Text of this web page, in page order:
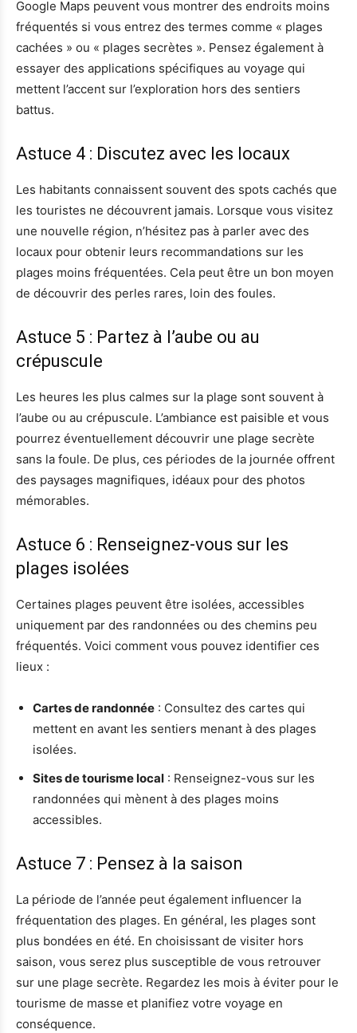
Google Maps peuvent vous montrer des endroits moins
fréquentés si vous entrez des termes comme « plages
cachées » ou « plages secrètes ». Pensez également à
essayer des applications spécifiques au voyage qui
mettent l’accent sur l’exploration hors des sentiers
battus.
Astuce 4 : Discutez avec les locaux
Les habitants connaissent souvent des spots cachés que
les touristes ne découvrent jamais. Lorsque vous visitez
une nouvelle région, n’hésitez pas à parler avec des
locaux pour obtenir leurs recommandations sur les
plages moins fréquentées. Cela peut être un bon moyen
de découvrir des perles rares, loin des foules.
Astuce 5 : Partez à l’aube ou au
crépuscule
Les heures les plus calmes sur la plage sont souvent à
l’aube ou au crépuscule. L’ambiance est paisible et vous
pourrez éventuellement découvrir une plage secrète
sans la foule. De plus, ces périodes de la journée offrent
des paysages magnifiques, idéaux pour des photos
mémorables.
Astuce 6 : Renseignez-vous sur les
plages isolées
Certaines plages peuvent être isolées, accessibles
uniquement par des randonnées ou des chemins peu
fréquentés. Voici comment vous pouvez identifier ces
lieux :
Cartes de randonnée : Consultez des cartes qui
mettent en avant les sentiers menant à des plages
isolées.
Sites de tourisme local : Renseignez-vous sur les
randonnées qui mènent à des plages moins
accessibles.
Astuce 7 : Pensez à la saison
La période de l’année peut également influencer la
fréquentation des plages. En général, les plages sont
plus bondées en été. En choisissant de visiter hors
saison, vous serez plus susceptible de vous retrouver
sur une plage secrète. Regardez les mois à éviter pour le
tourisme de masse et planifiez votre voyage en
conséquence.